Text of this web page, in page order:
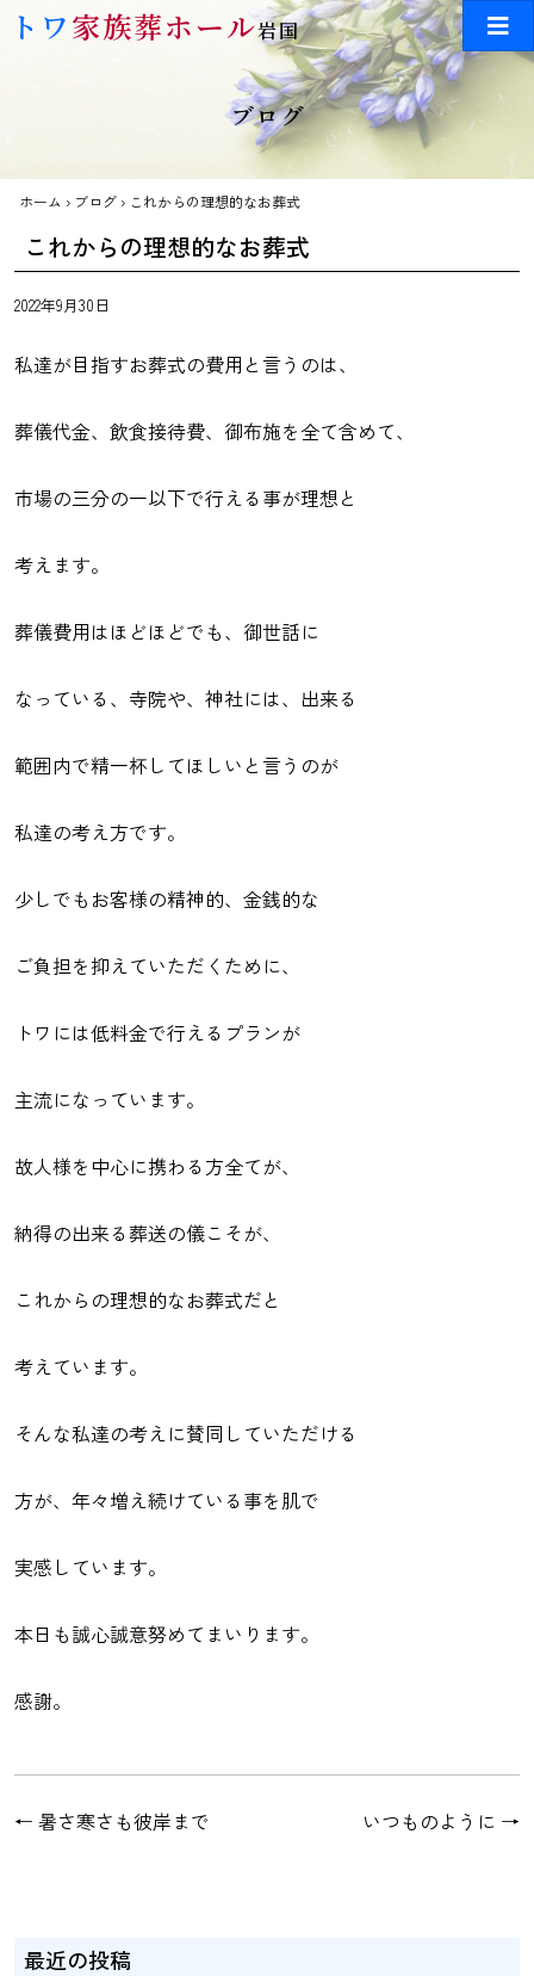
Skip to main content
トワ家族葬ホール岩国
ブログ
ホーム › ブログ › これからの理想的なお葬式
これからの理想的なお葬式
2022年9月30日
私達が目指すお葬式の費用と言うのは、
葬儀代金、飲食接待費、御布施を全て含めて、
市場の三分の一以下で行える事が理想と
考えます。
葬儀費用はほどほどでも、御世話に
なっている、寺院や、神社には、出来る
範囲内で精一杯してほしいと言うのが
私達の考え方です。
少しでもお客様の精神的、金銭的な
ご負担を抑えていただくために、
トワには低料金で行えるプランが
主流になっています。
故人様を中心に携わる方全てが、
納得の出来る葬送の儀こそが、
これからの理想的なお葬式だと
考えています。
そんな私達の考えに賛同していただける
方が、年々増え続けている事を肌で
実感しています。
本日も誠心誠意努めてまいります。
感謝。
← 暑さ寒さも彼岸まで いつものように →
最近の投稿